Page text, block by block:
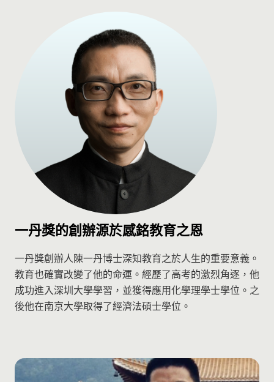
一丹獎的創辦源於感銘教育之恩
一丹獎創辦人陳一丹博士深知教育之於人生的重要意義。
教育也確實改變了他的命運。經歷了高考的激烈角逐，他
成功進入深圳大學學習，並獲得應用化學理學士學位。之
後他在南京大學取得了經濟法碩士學位。